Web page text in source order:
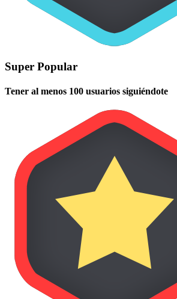
Super Popular
Tener al menos 100 usuarios siguiéndote